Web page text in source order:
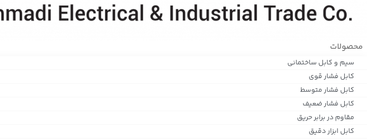
محصولات
سیم و کابل ساختمانی
کابل فشار قوی
کابل فشار متوسط
کابل فشار ضعیف
مقاوم در برابر حریق
کابل ابزار دقیق